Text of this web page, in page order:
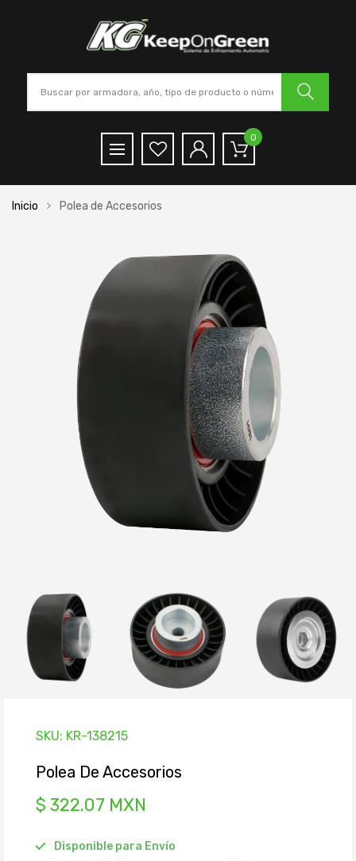
0
Inicio Polea de Accesorios
SKU: KR-138215
Polea De Accesorios
$ 322.07 MXN
Disponible para Envío